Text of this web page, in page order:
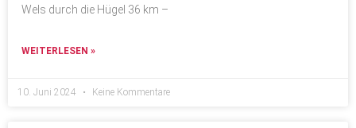
Wels durch die Hügel 36 km –
WEITERLESEN »
10. Juni 2024 Keine Kommentare